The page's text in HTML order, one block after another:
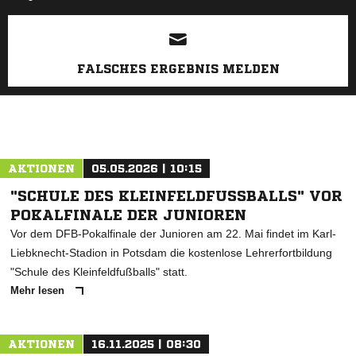
ANZEIGE
FALSCHES ERGEBNIS MELDEN
AKTIONEN 05.05.2026 | 10:15
"SCHULE DES KLEINFELDFUSSBALLS" VOR P
OKALFINALE DER JUNIOREN
Vor dem DFB-Pokalfinale der Junioren am 22. Mai findet im Karl-
Liebknecht-Stadion in Potsdam die kostenlose Lehrerfortbildung
"Schule des Kleinfeldfußballs" statt.
Mehr lesen
AKTIONEN 16.11.2025 | 08:30